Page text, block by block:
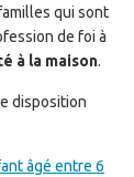
qui sont
de foi à
à la maison.
disposition
âgé entre 6